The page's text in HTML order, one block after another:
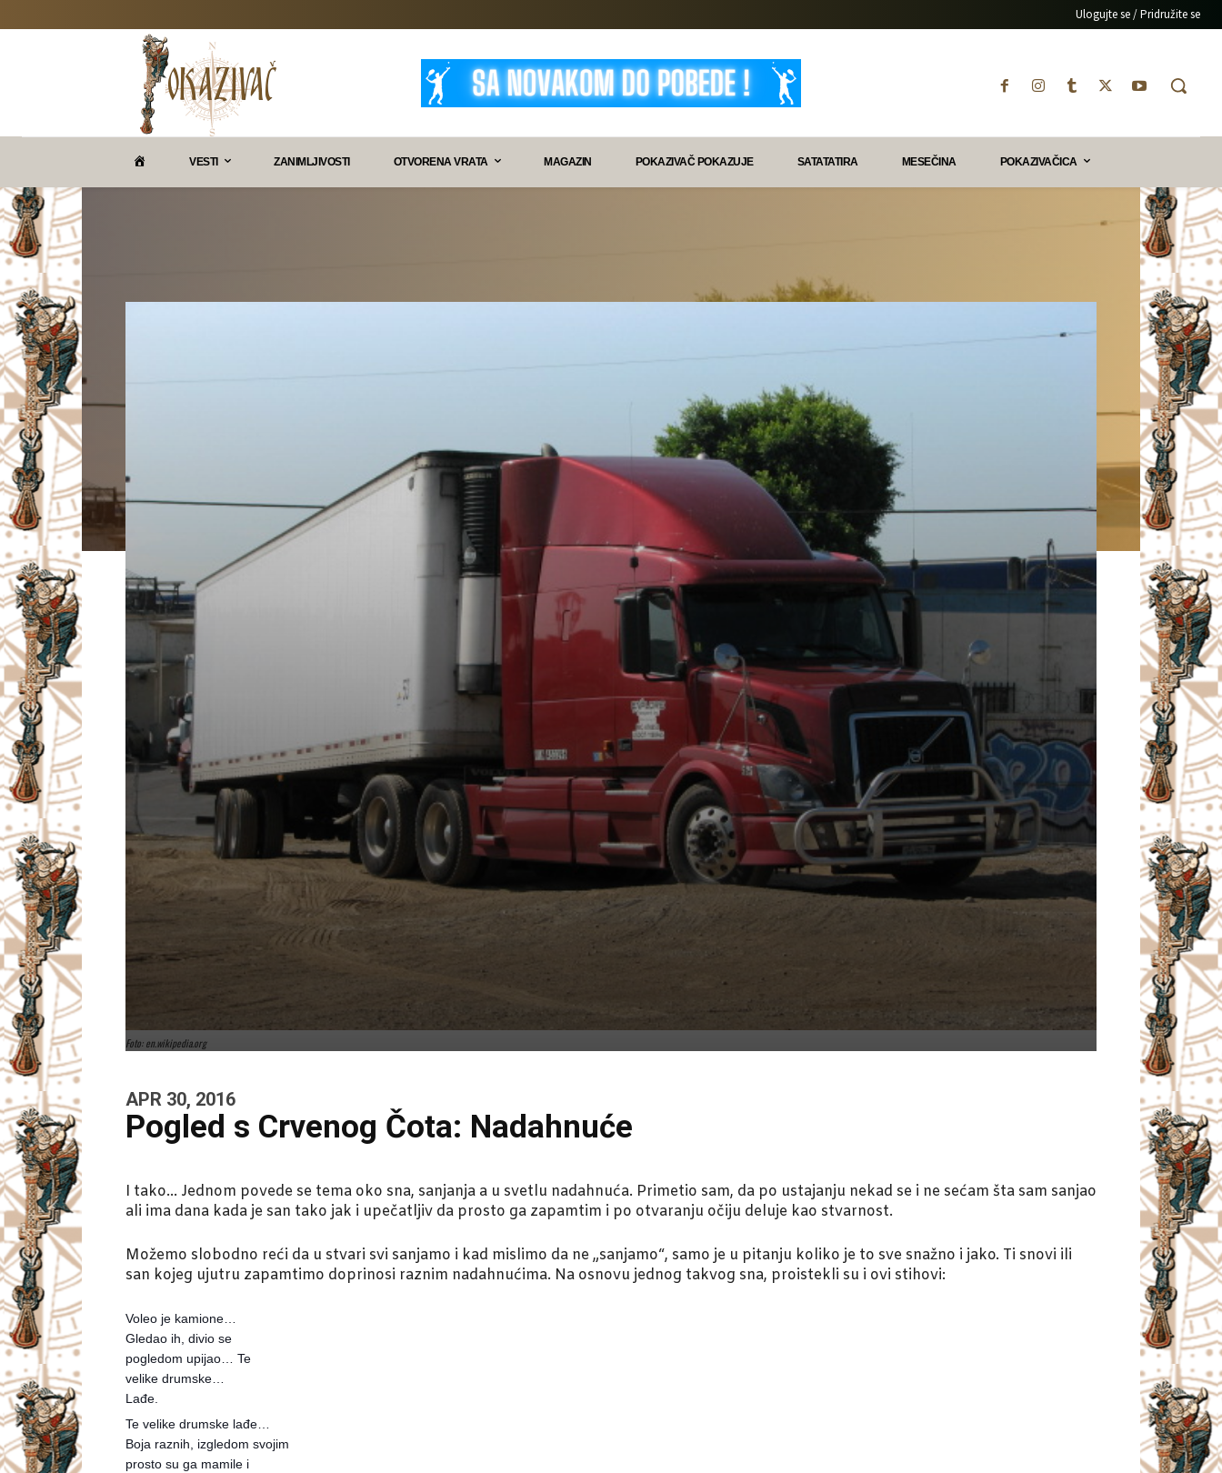
Ulogujte se / Pridružite se
VESTI ZANIMLJIVOSTI OTVORENA VRATA MAGAZIN POKAZIVAČ POKAZUJE SATATATIRA MESEČINA POKAZIVAČICA
Foto: en.wikipedia.org
APR 30, 2016
Pogled s Crvenog Čota: Nadahnuće
I tako… Jednom povede se tema oko sna, sanjanja a u svetlu nadahnuća. Primetio sam, da po ustajanju nekad se i ne sećam šta sam sanjao
ali ima dana kada je san tako jak i upečatljiv da prosto ga zapamtim i po otvaranju očiju deluje kao stvarnost.
Možemo slobodno reći da u stvari svi sanjamo i kad mislimo da ne „sanjamo“, samo je u pitanju koliko je to sve snažno i jako. Ti snovi ili
san kojeg ujutru zapamtimo doprinosi raznim nadahnućima. Na osnovu jednog takvog sna, proistekli su i ovi stihovi:
Voleo je kamione…
Gledao ih, divio se
pogledom upijao… Te
velike drumske…
Lađe.
Te velike drumske lađe…
Boja raznih, izgledom svojim
prosto su ga mamile i